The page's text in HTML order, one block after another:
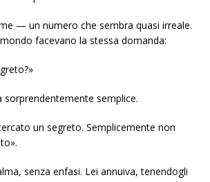
— un numero che sembra quasi irreale.
facevano la stessa domanda:
sorprendentemente semplice.
un segreto. Semplicemente non
senza enfasi. Lei annuiva, tenendogli